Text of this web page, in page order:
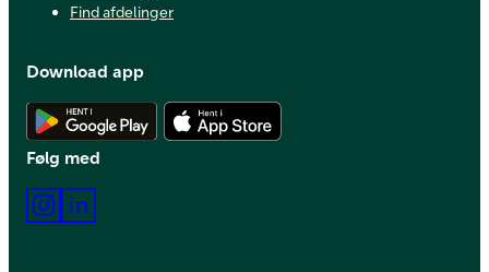
Find afdelinger
Download app
Hent Android app
Følg med
Instagram